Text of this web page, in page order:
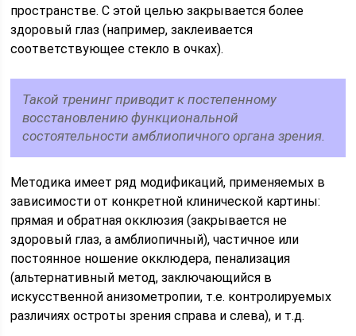
пространстве. С этой целью закрывается более
здоровый глаз (например, заклеивается
соответствующее стекло в очках).
Такой тренинг приводит к постепенному
восстановлению функциональной
состоятельности амблиопичного органа зрения.
Методика имеет ряд модификаций, применяемых в
зависимости от конкретной клинической картины:
прямая и обратная окклюзия (закрывается не
здоровый глаз, а амблиопичный), частичное или
постоянное ношение окклюдера, пенализация
(альтернативный метод, заключающийся в
искусственной анизометропии, т.е. контролируемых
различиях остроты зрения справа и слева), и т.д.